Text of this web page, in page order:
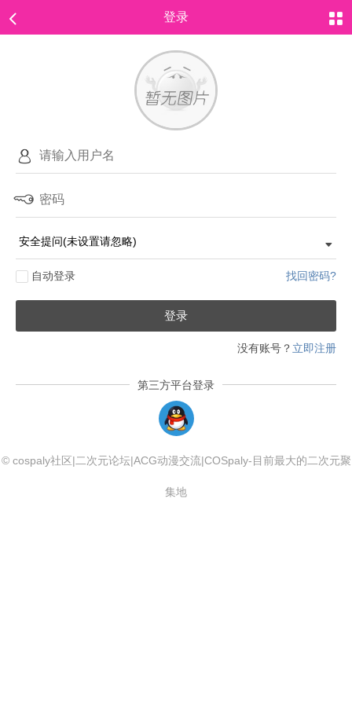
登录
自动登录 找回密码?
登录
没有账号？ 立即注册
第三方平台登录
© cospaly社区|二次元论坛|ACG动漫交流|COSpaly-目前最大的二次元聚
集地